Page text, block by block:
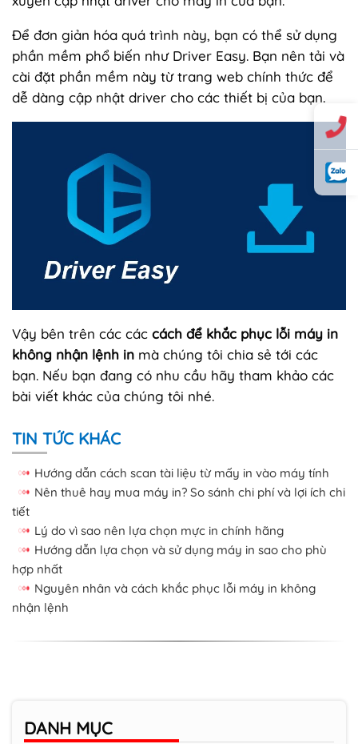
Để đơn giản hóa quá trình này, bạn có thể sử dụng
phần mềm phổ biến như Driver Easy. Bạn nên tải và
cài đặt phần mềm này từ trang web chính thức để
dễ dàng cập nhật driver cho các thiết bị của bạn.
Vậy bên trên các các cách để khắc phục lỗi máy in
không nhận lệnh in mà chúng tôi chia sẻ tới các
bạn. Nếu bạn đang có nhu cầu hãy tham khảo các
bài viết khác của chúng tôi nhé.
TIN TỨC KHÁC
Hướng dẫn cách scan tài liệu từ mấy in vào máy tính
Nên thuê hay mua máy in? So sánh chi phí và lợi ích chi
tiết
Lý do vì sao nên lựa chọn mực in chính hãng
Hướng dẫn lựa chọn và sử dụng máy in sao cho phù
hợp nhất
Nguyên nhân và cách khắc phục lỗi máy in không
nhận lệnh
DANH MỤC